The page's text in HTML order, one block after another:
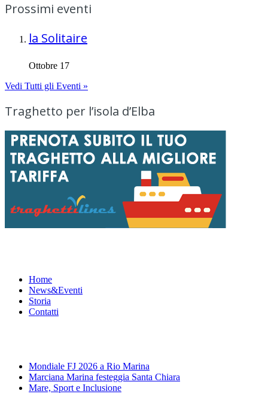
Prossimi eventi
la Solitaire
Ottobre 17
Vedi Tutti gli Eventi »
Traghetto per l’isola d’Elba
Home
News&Eventi
Storia
Contatti
Mondiale FJ 2026 a Rio Marina
Marciana Marina festeggia Santa Chiara
Mare, Sport e Inclusione